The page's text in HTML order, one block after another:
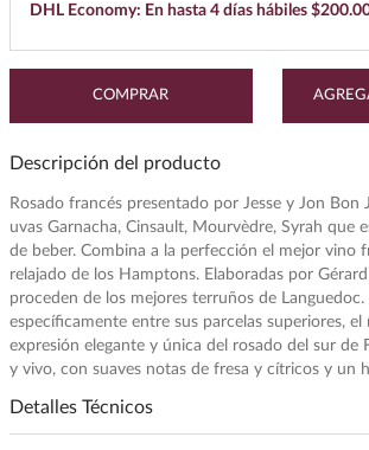
DHL Economy: En hasta 4 días hábiles
COMPRAR
Descripción del producto
Rosado francés presentado por Jesse y Jon Bon
uvas Garnacha, Cinsault, Mourvèdre, Syrah que
de beber. Combina a la perfección el mejor vino
relajado de los Hamptons. Elaboradas por
proceden de los mejores terruños de Languedoc.
específicamente entre sus parcelas superiores, el
expresión elegante y única del rosado del sur de
y vivo, con suaves notas de fresa y cítricos y un
Detalles Técnicos
don julio
10. black label